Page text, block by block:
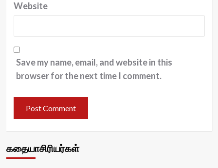
Website
Save my name, email, and website in this
browser for the next time I comment.
கதையாசிரியர்கள்